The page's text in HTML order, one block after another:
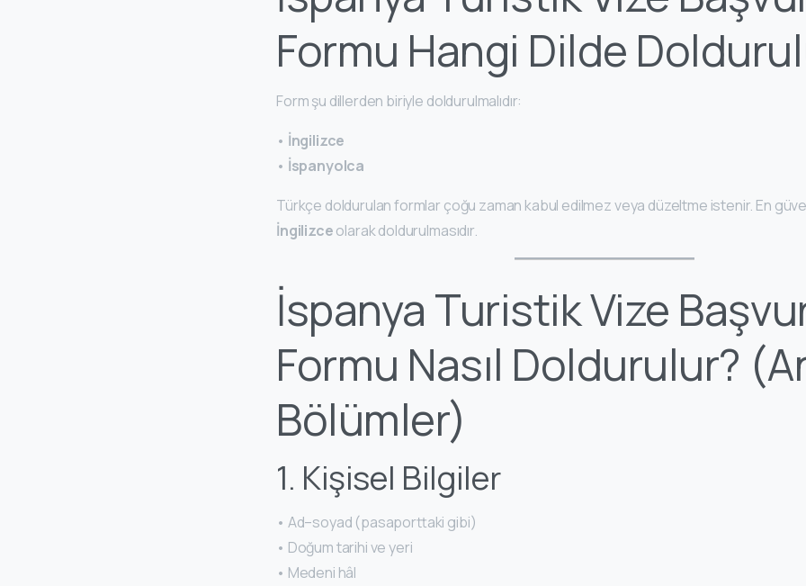
Formu Hangi Dilde
Form şu dillerden biriyle doldurulmalıdır:
• İngilizce
• İspanyolca
Türkçe doldurulan formlar çoğu zaman kabul edilmez veya düzeltme istenir. En
İngilizceolarak doldurulmasıdır.
İspanya Turistik Vize
Formu Nasıl Doldurulur?
Bölümler)
1. Kişisel Bilgiler
• Ad–soyad (pasaporttaki gibi)
• Doğum tarihi ve yeri
• Medeni hâl